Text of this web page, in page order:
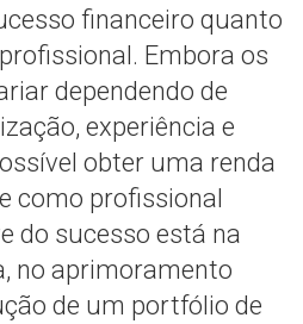
financeiro quanto
Embora os
dependendo de
experiência e
obter uma renda
como profissional
do sucesso está na
no aprimoramento
de um portfólio de